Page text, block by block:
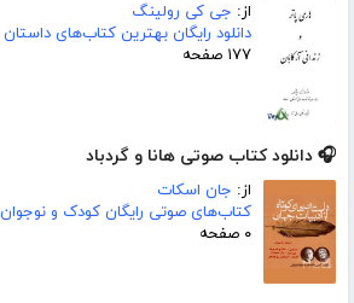
از: جی کی رولینگ
دانلود رایگان بهترین کتاب‌های داستان
۱۷۷ صفحه
🎧 دانلود کتاب صوتی هانا و گردباد
از: جان اسکات
کتاب‌های صوتی رایگان کودک و نوجوان
۰ صفحه